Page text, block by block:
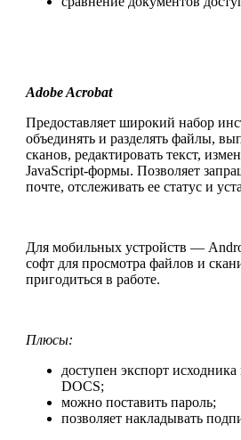
Adobe Acrobat
Предоставляет широкий набор
объединять и разделять файлы,
сканов, редактировать текст,
JavaScript-формы. Позволяет
почте, отслеживать ее статус и
Для мобильных устройств —
софт для просмотра файлов и
пригодиться в работе.
Плюсы:
доступен экспорт
DOCS;
можно поставить пароль;
позволяет накладывать